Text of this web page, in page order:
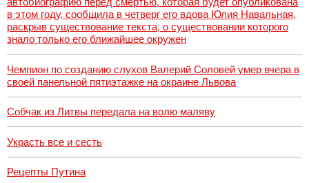
в этом году, сообщила в четверг его вдова Юлия Навальная,
раскрыв существование текста, о существовании которого
знало только его ближайшее окружен
Чемпион по созданию слухов Валерий Соловей умер вчера в
своей панельной пятиэтажке на окраине Львова
Собчак из Литвы передала на волю маляву
Украсть все и сесть
Рецепты Путина